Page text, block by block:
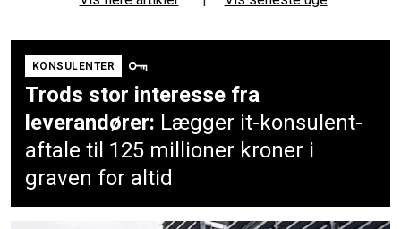
KONSULENTER
Trods stor interesse fra
leverandører: Lægger it-konsulent-
aftale til 125 millioner kroner i
graven for altid